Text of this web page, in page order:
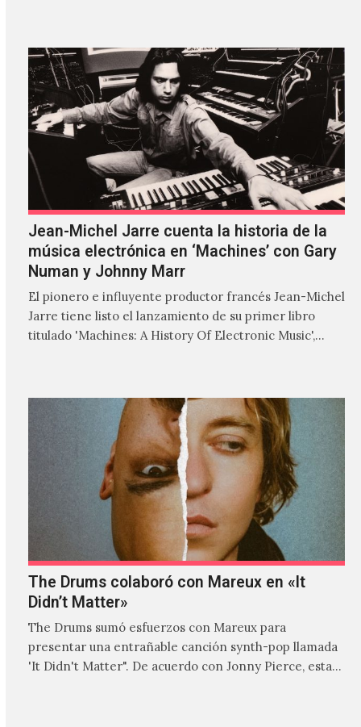
Jean-Michel Jarre cuenta la historia de la
música electrónica en ‘Machines’ con Gary
Numan y Johnny Marr
El pionero e influyente productor francés Jean-Michel
Jarre tiene listo el lanzamiento de su primer libro
titulado 'Machines: A History Of Electronic Music',
The Drums colaboró con Mareux en «It
Didn’t Matter»
The Drums sumó esfuerzos con Mareux para
presentar una entrañable canción synth-pop llamada
'It Didn't Matter". De acuerdo con Jonny Pierce, esta